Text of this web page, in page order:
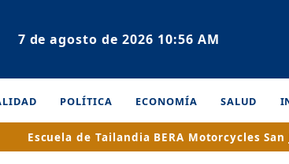
7 de agosto de 2026 10:56 AM
POLÍTICA ECONOMÍA SALUD
Escuela de Tailandia BERA Motorcycles